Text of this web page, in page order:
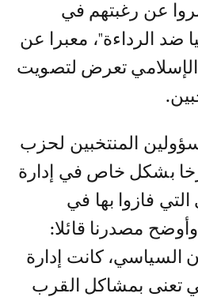
عن رغبتهم في
ضد الرداءة"، معبرا عن
الإسلامي تعرض لتصويت
المنتخبين لحزب
بشكل خاص في إدارة
التي فازوا بها في
وأوضح مصدرنا قائلا:
السياسي، كانت إدارة
تعنى بمشاكل القرب